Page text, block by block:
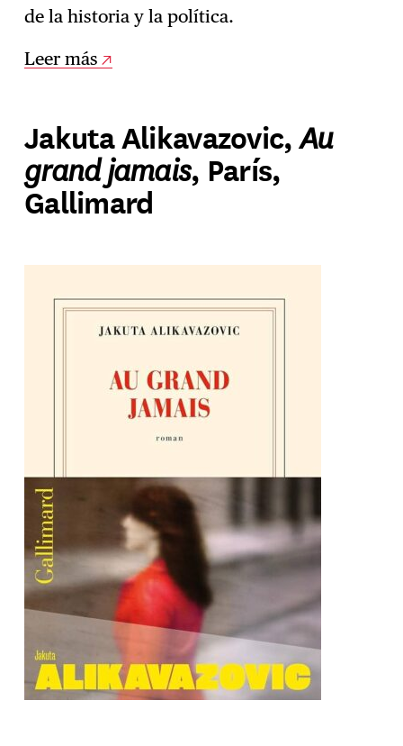
de la historia y la política.
Leer más
Jakuta Alikavazovic,Au
grand jamais, París,
Gallimard